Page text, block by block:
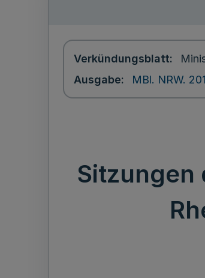
Verkündungsblatt
Ausgabe
MBl. NRW.
Sitzungen